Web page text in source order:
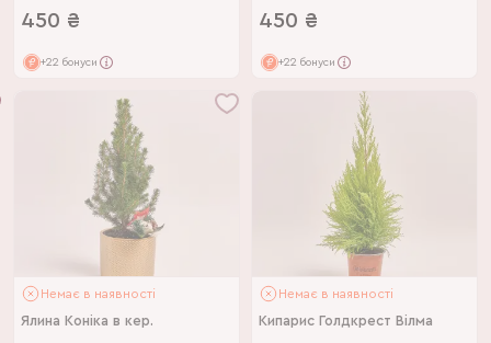
450 ₴
+22 бонуси
450 ₴
+22 бонуси
Немає в наявності
Ялина Коніка в кер.
Немає в наявності
Кипарис Голдкрест Вілма